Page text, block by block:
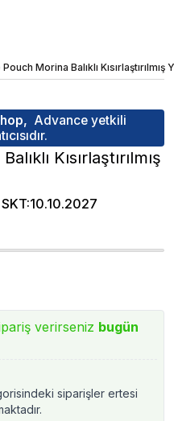
Morina Balıklı
Advance yetkili
Kısırlaştırılmış
SKT:10.10.2027
verirseniz bugün
siparişler ertesi